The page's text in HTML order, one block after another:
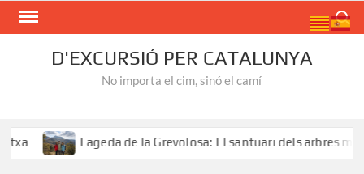
Skip
D'EXCURSIÓ PER CATALUNYA
No importa el cim, sinó el camí
Fageda de la Grevolosa: El santuari dels arbres